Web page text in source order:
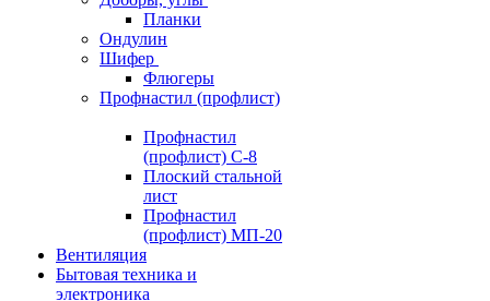
Планки
Ондулин
Шифер
Флюгеры
Профнастил (профлист)
Профнастил
(профлист) С-8
Плоский стальной
лист
Профнастил
(профлист) МП-20
Вентиляция
Бытовая техника и
электроника